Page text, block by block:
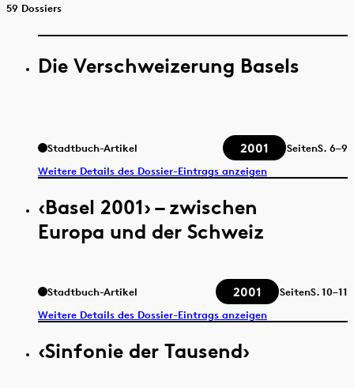
59 Dossiers
Die Verschweizerung Basels
Stadtbuch-Artikel 2001 SeitenS. 6–9
Weitere Details des Dossier-Eintrags anzeigen
‹Basel 2001› – zwischen
Europa und der Schweiz
Stadtbuch-Artikel 2001 SeitenS.10–11
Weitere Details des Dossier-Eintrags anzeigen
‹Sinfonie der Tausend›